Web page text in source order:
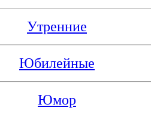
Утренние
Юбилейные
Юмор